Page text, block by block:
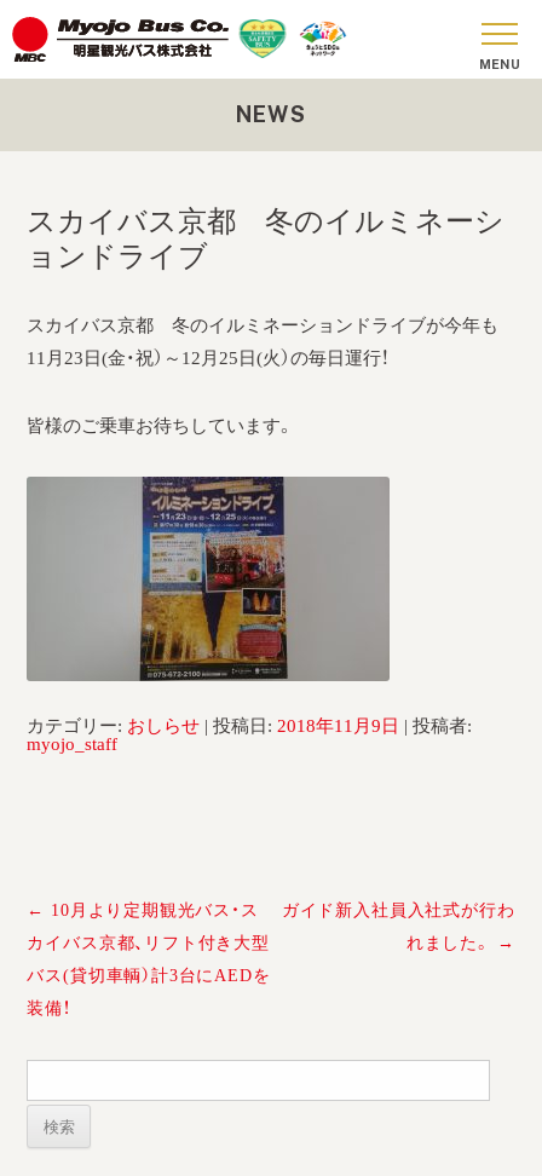
安全への取り組み
被害者等支援計画
NEWS
スカイバス京都 冬のイルミネーシ
ョンドライブ
スカイバス京都 冬のイルミネーションドライブが今年も
11月23日(金・祝）～12月25日(火）の毎日運行！
皆様のご乗車お待ちしています。
カテゴリー: おしらせ | 投稿日: 2018年11月9日 |投稿者:
myojo_staff
投
稿
ナ
ビ
ゲ
ン
← 10月より定期観光バス・ス
カイバス京都、リフト付き大型
バス(貸切車輌）計3台にAEDを
装備！
ガイド新入社員入社式が行わ
れました。
→
検